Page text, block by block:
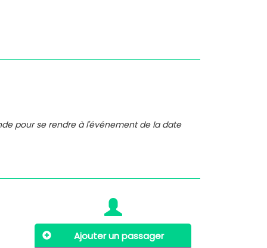
pour se rendre à l'événement de la date
Ajouter un passager